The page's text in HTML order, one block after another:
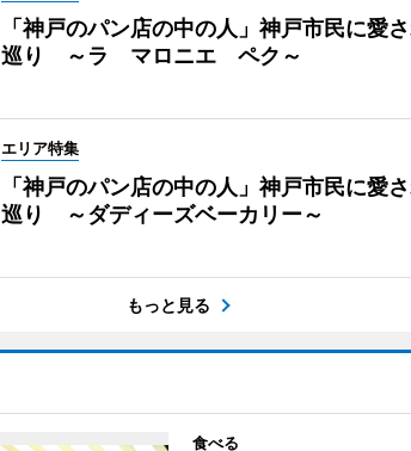
「神戸のパン店の中の人」神戸市民に愛
巡り ～ラ マロニエ ペク～
エリア特集
「神戸のパン店の中の人」神戸市民に愛
巡り ～ダディーズベーカリー～
もっと見る
食べる